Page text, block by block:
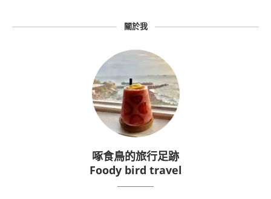
關於我
啄食鳥的旅行足跡
Foody bird travel